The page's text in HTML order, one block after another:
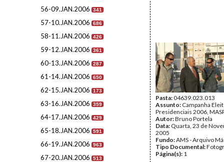
56-09.JAN.2006 341
57-10.JAN.2006 686
58-11.JAN.2006 426
59-12.JAN.2006 361
60-13.JAN.2006 287
61-14.JAN.2006 650
62-15.JAN.2006 173
63-16.JAN.2006 359
64-17.JAN.2006 429
65-18.JAN.2006 591
66-19.JAN.2006 963
67-20.JAN.2006 513
Pasta:04639.023.013
Assunto: Campanha
Presidenciais 2006,
Autor:Bruno Portela
Data: Quarta, 23 de
2005
Fundo:AMS - Arquivo
Tipo Documental:
Página(s): 1